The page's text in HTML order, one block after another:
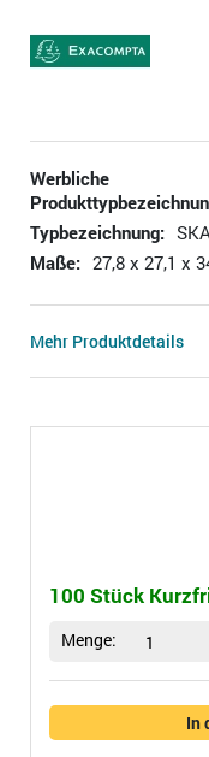
Werbliche
Typbezeichnung:
Maße: 27,8 x 27,1 x
Mehr Produktdetails
100 Stück
Menge: 1
In